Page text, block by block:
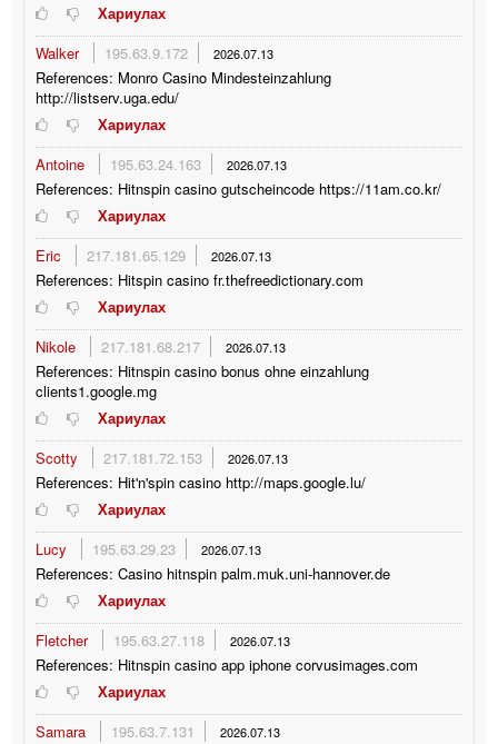
Хариулах
Walker
195.63.9.172 2026.07.13
References: Monro Casino Mindesteinzahlung
http://listserv.uga.edu/
Хариулах
Antoine
195.63.24.163 2026.07.13
References: Hitnspin casino gutscheincode https://11am.co.kr/
Хариулах
Eric
217.181.65.129 2026.07.13
References: Hitspin casino fr.thefreedictionary.com
Хариулах
Nikole
217.181.68.217 2026.07.13
References: Hitnspin casino bonus ohne einzahlung
clients1.google.mg
Хариулах
Scotty
217.181.72.153 2026.07.13
References: Hit'n'spin casino http://maps.google.lu/
Хариулах
Lucy
195.63.29.23 2026.07.13
References: Casino hitnspin palm.muk.uni-hannover.de
Хариулах
Fletcher
195.63.27.118 2026.07.13
References: Hitnspin casino app iphone corvusimages.com
Хариулах
Samara
195.63.7.131 2026.07.13